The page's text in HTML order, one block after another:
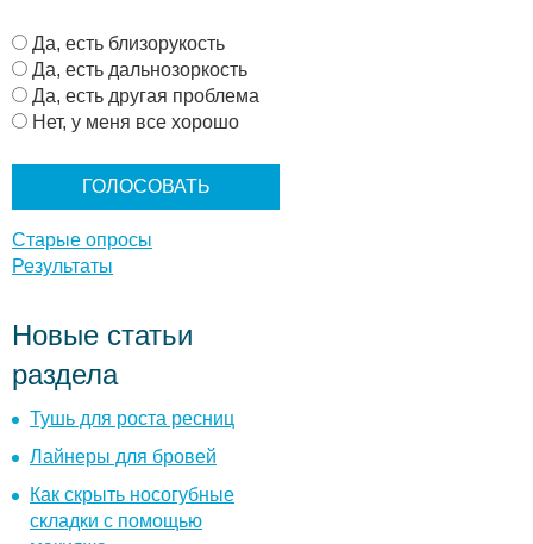
В
а
р
и
Да, есть близорукость
Да, есть дальнозоркость
Да, есть другая проблема
Нет, у меня все хорошо
Старые опросы
Результаты
Новые статьи
раздела
Тушь для роста ресниц
Лайнеры для бровей
Как скрыть носогубные
складки с помощью